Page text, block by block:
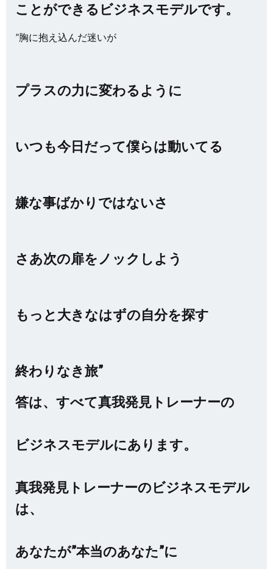
ことができるビジネスモデルです。
”胸に抱え込んだ迷いが
プラスの力に変わるように
いつも今日だって僕らは動いてる
嫌な事ばかりではないさ
さあ次の扉をノックしよう
もっと大きなはずの自分を探す
終わりなき旅”
答は、すべて真我発見トレーナーの
ビジネスモデルにあります。
真我発見トレーナーのビジネスモデル
は、
あなたが”本当のあなた”に